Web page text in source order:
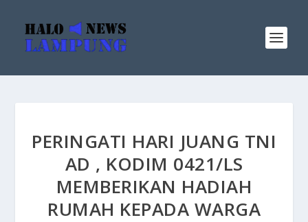
PERINGATI HARI JUANG TNI
AD , KODIM 0421/LS
MEMBERIKAN HADIAH
RUMAH KEPADA WARGA